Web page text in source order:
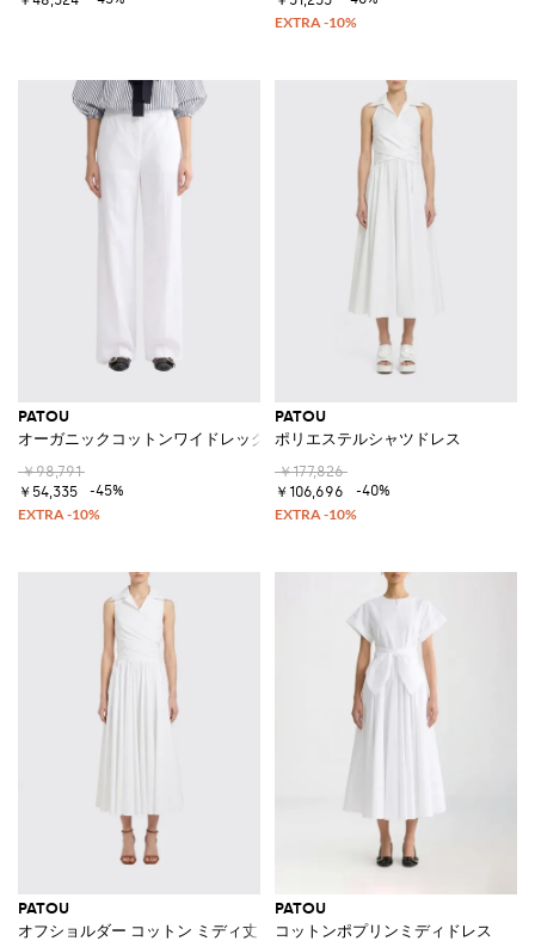
PATOU
オーガニックコットンワイドレッグパンツ
￥98,791
￥54,335
-45%
PATOU
ポリエステルシャツドレス
￥177,826
￥106,696
-40%
PATOU
オフショルダー コットン ミディ丈シャツドレス リバーカラー
PATOU
コットンポプリンミディドレス